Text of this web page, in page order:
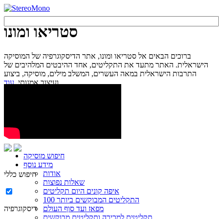
סטריאו ומונו
ברוכים הבאים אל סטריאו ומונו, אתר הדיסקוגרפיה של המוסיקה
הישראלית. האתר מתעד את התקליטים, אחד ההיבטים המלהיבים של
התרבות הישראלית במאה העשרים, המשלב מילים, מוסיקה, ביצוע
ועיצוב אמנותי.עוד...
חיפוש מוסיקה
מידע נוסף
אודות
שאלות נפוצות
איפה קונים היום תקליטים
100 התקליטים המבוקשים ביותר
מפאז ועד סוף העולם
תקליטים למכירה ותקליטים מבוקשים
חיפוש כללי
דיסקוגרפיה